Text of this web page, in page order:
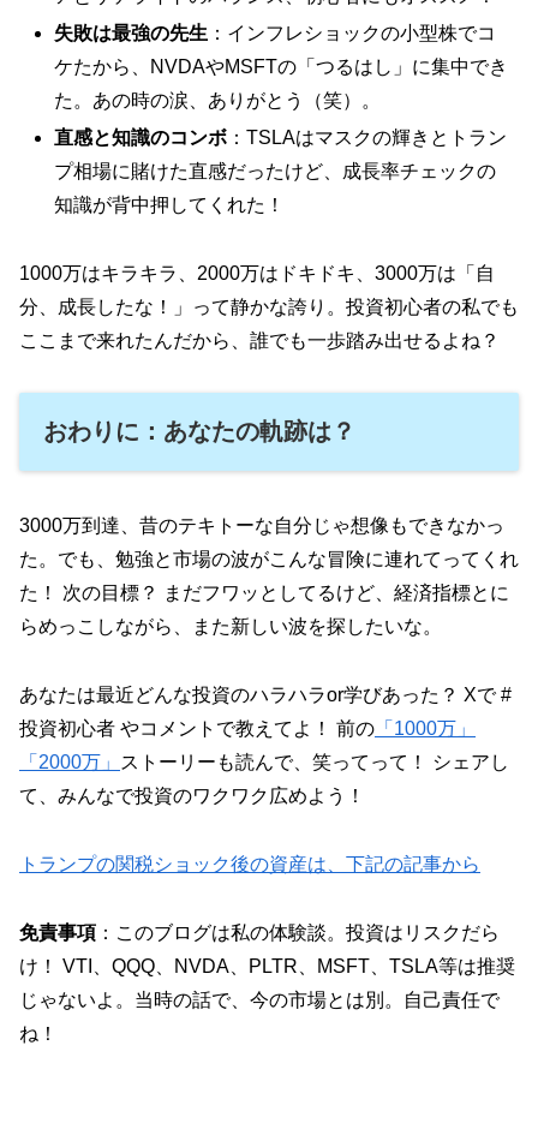
失敗は最強の先生 ：インフレショックの小型株でコ
ケたから、NVDAやMSFTの「つるはし」に集中でき
た。あの時の涙、ありがとう（笑）。
直感と知識のコンボ ：TSLAはマスクの輝きとトラン
プ相場に賭けた直感だったけど、成長率チェックの
知識が背中押してくれた！
1000万はキラキラ、2000万はドキドキ、3000万は「自
分、成長したな！」って静かな誇り。投資初心者の私でも
ここまで来れたんだから、誰でも一歩踏み出せるよね？
おわりに：あなたの軌跡は？
3000万到達、昔のテキトーな自分じゃ想像もできなかっ
た。でも、勉強と市場の波がこんな冒険に連れてってくれ
た！ 次の目標？ まだフワッとしてるけど、経済指標とに
らめっこしながら、また新しい波を探したいな。
あなたは最近どんな投資のハラハラor学びあった？ Xで #
投資初心者 やコメントで教えてよ！ 前の 「1000万」
「2000万」
ストーリーも読んで、笑ってって！ シェアし
て、みんなで投資のワクワク広めよう！
トランプの関税ショック後の資産は、下記の記事から
免責事項 ：このブログは私の体験談。投資はリスクだら
け！ VTI、QQQ、NVDA、PLTR、MSFT、TSLA等は推奨
じゃないよ。当時の話で、今の市場とは別。自己責任で
ね！